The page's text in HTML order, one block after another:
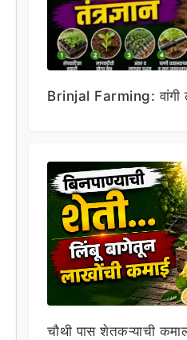
Brinjal Farming: वांगी
चौथी पास शेतकऱ्याची